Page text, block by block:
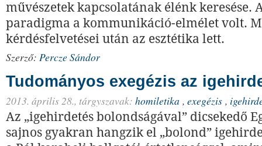
művészetek kapcsolatának élénk keresése.
paradigma a kommunikáció-elmélet volt.
kérdésfelvetései után az esztétika lett.
Szerző: Percze Sándor
Tudományos exegézis az
2013. április 28., tárgyszavak: homiletika , exegézis ,
Az „igehirdetés bolondságával” dicsekedő
sajnos gyakran hangzik el „bolond”